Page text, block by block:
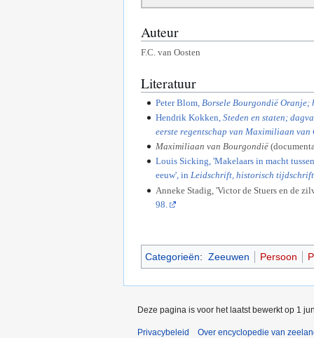
Auteur
F.C. van Oosten
Literatuur
Peter Blom, Borsele Bourgondië Oranje;
Hendrik Kokken, Steden en staten;
eerste regentschap van Maximiliaan
Maximiliaan van Bourgondië
Louis Sicking, 'Makelaars in macht
eeuw', in Leidschrift, historisch tijdschrift
Anneke Stadig, 'Victor de Stuers en de
98.
Categorieën: Zeeuwen Persoon
Deze pagina is voor het laatst bewerkt op 1
Privacybeleid Over encyclopedie van